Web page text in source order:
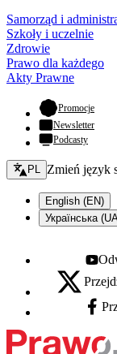
Samorząd i
Szkoły i uczelnie
Zdrowie
Prawo dla każdego
Akty Prawne
Promocje-
Newsletter
Podcasty
Zmień język -
PL Zmień język
English (EN)
Українська
X - otwiera się